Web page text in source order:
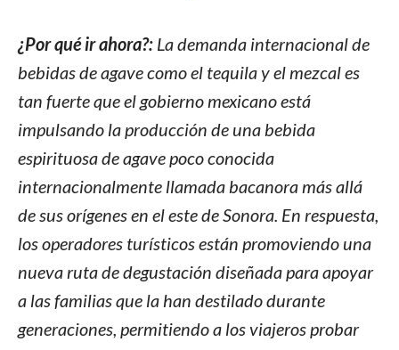
¿Por qué ir ahora?: La demanda internacional de
bebidas de agave como el tequila y el mezcal es
tan fuerte que el gobierno mexicano está
impulsando la producción de una bebida
espirituosa de agave poco conocida
internacionalmente llamada bacanora más allá
de sus orígenes en el este de Sonora. En respuesta,
los operadores turísticos están promoviendo una
nueva ruta de degustación diseñada para apoyar
a las familias que la han destilado durante
generaciones, permitiendo a los viajeros probar